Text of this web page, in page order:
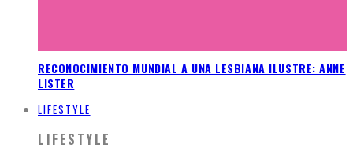
RECONOCIMIENTO MUNDIAL A UNA LESBIANA ILUSTRE: ANNE
LISTER
LIFESTYLE
LIFESTYLE